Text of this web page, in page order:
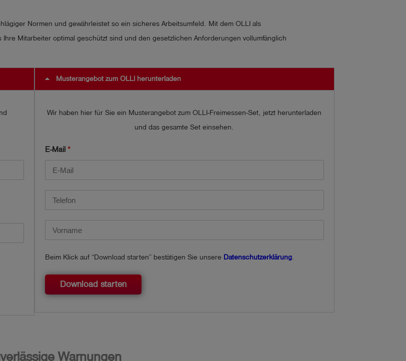
Normen und gewährleistet so ein sicheres Arbeitsumfeld. Mit dem OLLI als
Mitarbeiter optimal geschützt sind und den gesetzlichen Anforderungen vollumfänglich
Musterangebot zum OLLI herunterladen
Wir haben hier für Sie ein Musterangebot zum OLLI-Freimessen-Set, jetzt herunterladen
und das gesamte Set einsehen.
E-Mail
Beim Klick auf “Download starten” bestätigen Sie unsere Datenschutzerklärung.
Download starten
Warnungen